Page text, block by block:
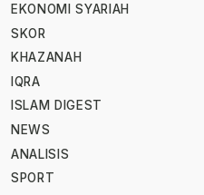
EKONOMI SYARIAH
SKOR
KHAZANAH
IQRA
ISLAM DIGEST
NEWS
ANALISIS
SPORT